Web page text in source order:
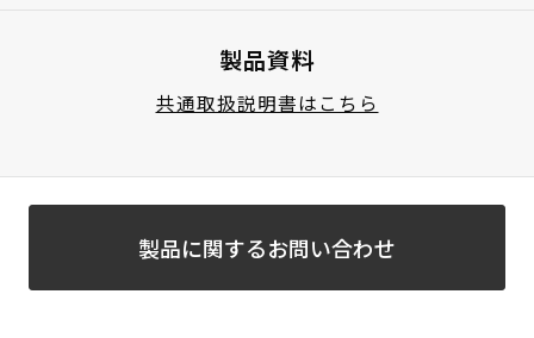
製品資料
共通取扱説明書はこちら
製品に関するお問い合わせ